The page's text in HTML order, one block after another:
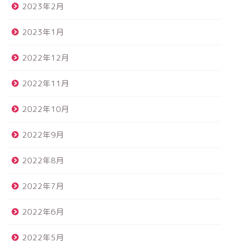
2023年2月
2023年1月
2022年12月
2022年11月
2022年10月
2022年9月
2022年8月
2022年7月
2022年6月
2022年5月